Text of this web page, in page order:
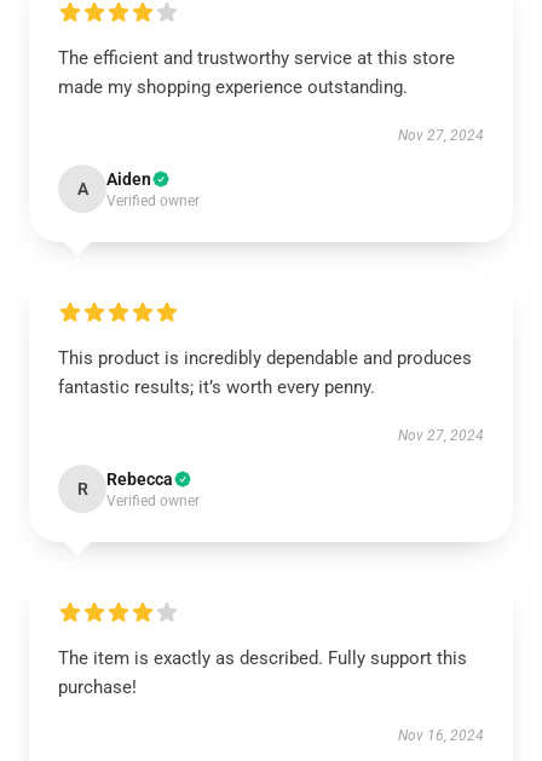
The efficient and trustworthy service at this store
made my shopping experience outstanding.
Nov 27, 2024
A Aiden
Verified owner
This product is incredibly dependable and produces
fantastic results; it’s worth every penny.
Nov 27, 2024
R Rebecca
Verified owner
The item is exactly as described. Fully support this
purchase!
Nov 16, 2024